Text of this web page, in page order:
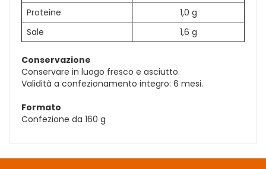
Proteine
1,0 g
Sale
1,6 g
Conservazione
Conservare in luogo fresco e asciutto.
Validità a confezionamento integro: 6 mesi.
Formato
Confezione da 160 g